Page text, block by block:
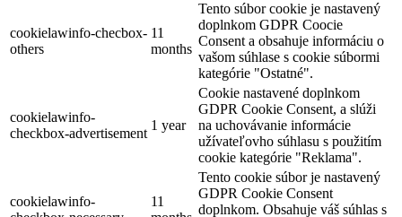
cookielawinfo-checbox-
others
11
months
Tento súbor cookie je nastavený
doplnkom GDPR Coocie
Consent a obsahuje informáciu o
vašom súhlase s cookie súbormi
kategórie "Ostatné".
cookielawinfo-
checkbox-advertisement
1 year
Cookie nastavené doplnkom
GDPR Cookie Consent, a slúži
na uchovávanie informácie
užívateľovho súhlasu s použitím
cookie kategórie "Reklama".
cookielawinfo-
11
Tento cookie súbor je nastavený
GDPR Cookie Consent
doplnkom. Obsahuje váš súhlas s